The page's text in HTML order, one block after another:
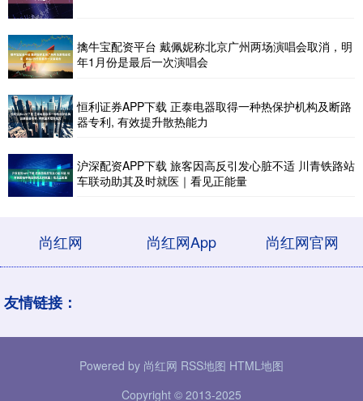
擒牛宝配资平台 戴佩妮称北京广州两场演唱会取消，明
年1月份是最后一次演唱会
恒利证券APP下载 正泰电器取得一种热保护机构及断路
器专利, 有效提升散热能力
沪深配资APP下载 旅客因高反引发心脏不适 川青铁路站
车联动助其及时就医｜看见正能量
尚红网 尚红网App 尚红网官网
友情链接：
Powered by 尚红网 RSS地图 HTML地图
Copyright © 2013-2025